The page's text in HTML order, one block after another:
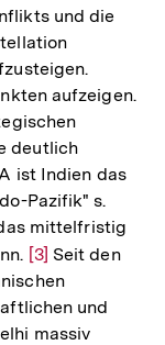
und die
aufzeigen.
deutlich
ist Indien das
Pazifik" s.
mittelfristig
Zur
Auflösung
der
Fußnote
[3] Seit den
und
massiv